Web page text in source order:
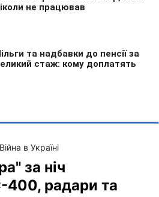
Війна в Україні
за ніч
радари та